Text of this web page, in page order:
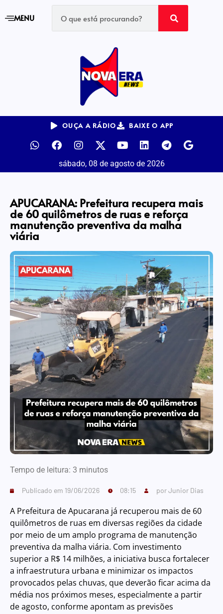
MENU
OUÇA A RÁDIO BAIXE O APP
sábado, 08 de agosto de 2026
APUCARANA: Prefeitura recupera mais
de 60 quilômetros de ruas e reforça
manutenção preventiva da malha
viária
Tempo de leitura: 3 minutos
Publicado em 19/06/2026 08:15 porJunior Dias
A Prefeitura de Apucarana já recuperou mais de 60
quilômetros de ruas em diversas regiões da cidade
por meio de um amplo programa de manutenção
preventiva da malha viária. Com investimento
superior a R$ 14 milhões, a iniciativa busca fortalecer
a infraestrutura urbana e minimizar os impactos
provocados pelas chuvas, que deverão ficar acima da
média nos próximos meses, especialmente a partir
de agosto, conforme apontam as previsões